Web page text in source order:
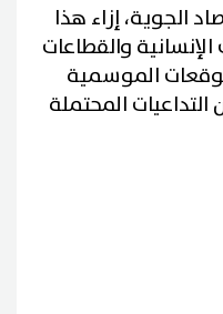
الجوية، إزاء هذا
والقطاعات
الموسمية
التداعيات المحتملة